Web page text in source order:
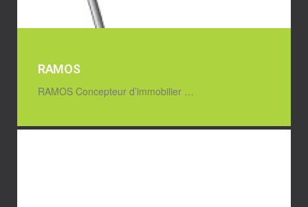
RAMOS
RAMOS Concepteur d’immobilier …